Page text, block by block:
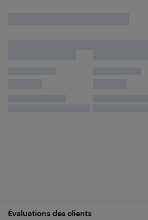
Évaluations des clients